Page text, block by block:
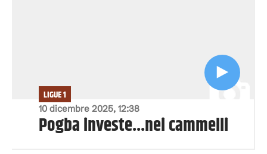
10 dicembre 2025, 12:38
LIGUE 1
Pogba investe...nei cammelli